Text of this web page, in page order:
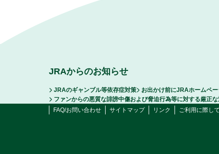
JRAからのお知らせ
JRAのギャンブル等依存症対策
お出かけ前にJRAホームペ
ファンからの悪質な誹謗中傷および脅迫行為等に対する厳正
FAQ/お問い合わせ
サイトマップ リンク ご利用に際し